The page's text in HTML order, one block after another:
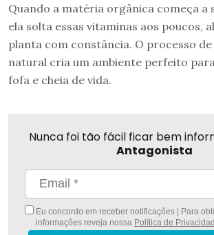
Quando a matéria orgânica começa a
ela solta essas vitaminas aos poucos,
planta com constância. O processo de
natural cria um ambiente perfeito
fofa e cheia de vida.
Nunca foi tão fácil ficar bem
Antagonista
Eu concordo em receber notificações | Para
informações reveja nossa Política de